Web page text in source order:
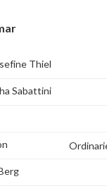
Thiel
Sabattini